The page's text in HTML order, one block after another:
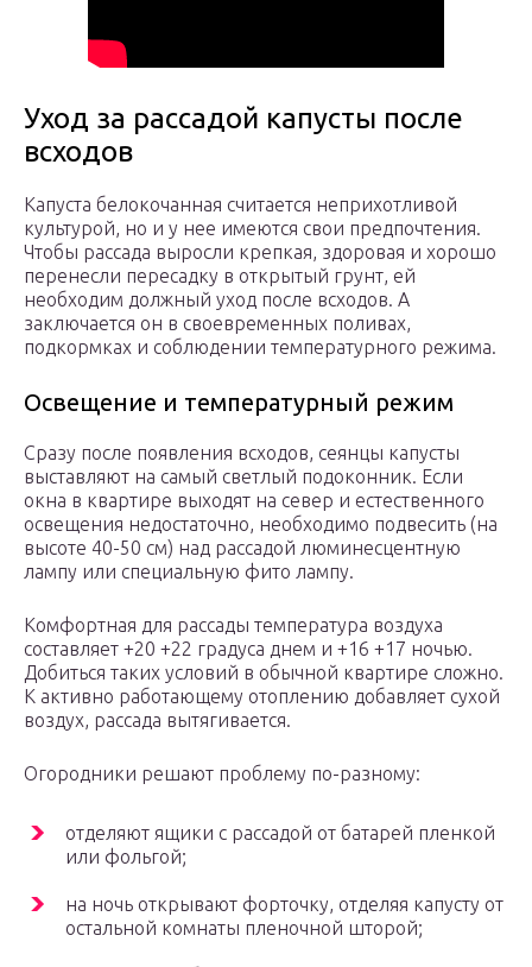
Уход за рассадой капусты после
всходов
Капуста белокочанная считается неприхотливой
культурой, но и у нее имеются свои предпочтения.
Чтобы рассада выросли крепкая, здоровая и хорошо
перенесли пересадку в открытый грунт, ей
необходим должный уход после всходов. А
заключается он в своевременных поливах,
подкормках и соблюдении температурного режима.
Освещение и температурный режим
Сразу после появления всходов, сеянцы капусты
выставляют на самый светлый подоконник. Если
окна в квартире выходят на север и естественного
освещения недостаточно, необходимо подвесить (на
высоте 40-50 см) над рассадой люминесцентную
лампу или специальную фито лампу.
Комфортная для рассады температура воздуха
составляет +20 +22 градуса днем и +16 +17 ночью.
Добиться таких условий в обычной квартире сложно.
К активно работающему отоплению добавляет сухой
воздух, рассада вытягивается.
Огородники решают проблему по-разному:
отделяют ящики с рассадой от батарей пленкой
или фольгой;
на ночь открывают форточку, отделяя капусту от
остальной комнаты пленочной шторой;